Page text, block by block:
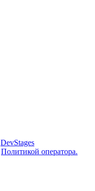
DevStages
Политикой оператора.